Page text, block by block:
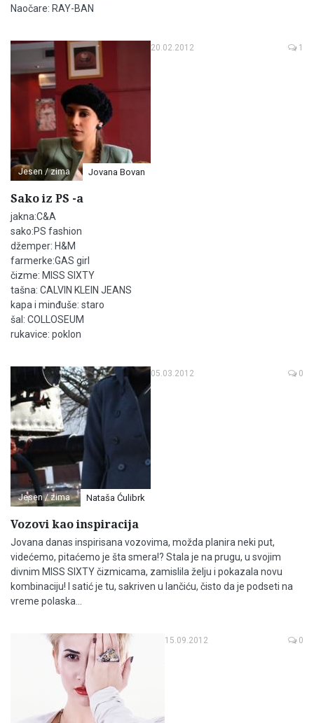
Naočare: RAY-BAN
Jesen / zima Jovana Bovan
20.02.2012 1
Sako iz PS -a
jakna:C&A
sako:PS fashion
džemper: H&M
farmerke:GAS girl
čizme: MISS SIXTY
tašna: CALVIN KLEIN JEANS
kapa i minđuše: staro
šal: COLLOSEUM
rukavice: poklon
Jesen / zima Nataša Ćulibrk
05.03.2012 0
Vozovi kao inspiracija
Jovana danas inspirisana vozovima, možda planira neki put,
videćemo, pitaćemo je šta smera!? Stala je na prugu, u svojim
divnim MISS SIXTY čizmicama, zamislila želju i pokazala novu
kombinaciju! I satić je tu, sakriven u lančiću, čisto da je podseti na
vreme polaska...
15.09.2012 0